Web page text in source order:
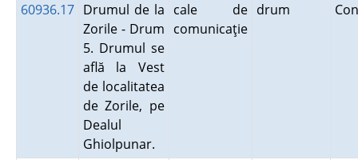
60936.17 Drumul de la
Zorile - Drum
5. Drumul se
află la Vest
de localitatea
de Zorile, pe
Dealul
Ghiolpunar.
cale de
comunicaţie
drum